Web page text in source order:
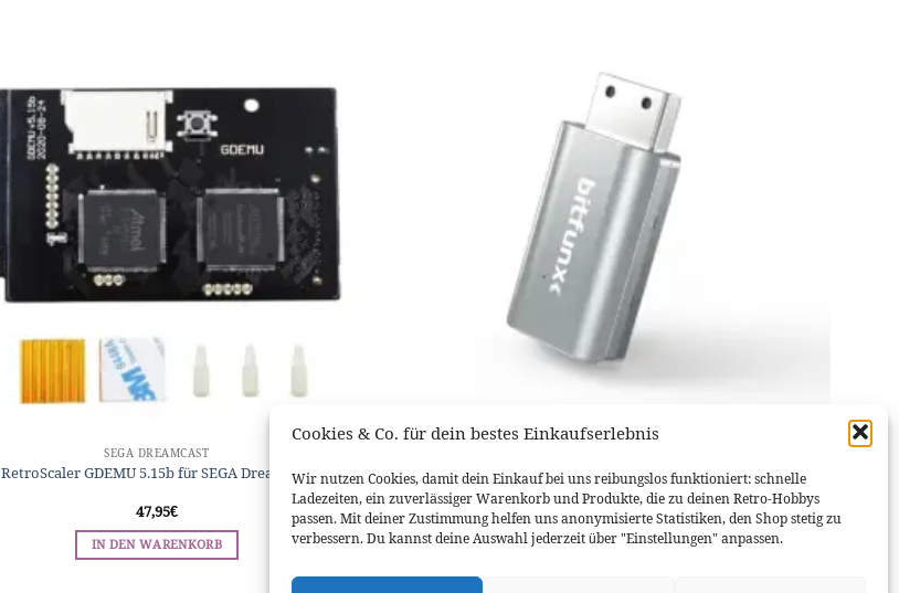
Cookies & Co. für dein bestes Einkaufserlebnis
Wir nutzen Cookies, damit dein Einkauf bei uns reibungslos funktioniert: schnelle
Ladezeiten, ein zuverlässiger Warenkorb und Produkte, die zu deinen Retro-Hobbys
passen. Mit deiner Zustimmung helfen uns anonymisierte Statistiken, den Shop stetig zu
verbessern. Du kannst deine Auswahl jederzeit über "Einstellungen" anpassen.
SEGA DREAMCAST
RetroScaler GDEMU 5.15b für SEGA Dreamcast
47,95€
IN DEN WARENKORB
BITFUNX HDMI-Adapter Mini f. Sega Dreamcast
15,99€
IN DEN WARENKORB